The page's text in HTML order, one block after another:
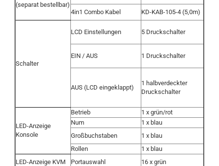
(separat bestellbar)
4in1 Combo Kabel KD-KAB-105-4 (5,0m)
Schalter
LCD Einstellungen 5 Druckschalter
EIN / AUS 1 Druckschalter
AUS (LCD eingeklappt)
1 halbverdeckter
Druckschalter
LED-Anzeige
Konsole
Betrieb
1 x grün/rot
Num
1 x blau
Großbuchstaben
1 x blau
Rollen
1 x blau
LED-Anzeige KVM
Portauswahl 16 x grün